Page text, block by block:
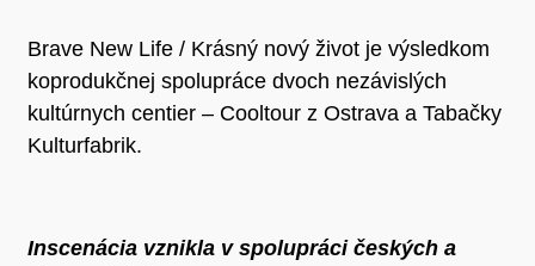
Brave New Life / Krásný nový život je výsledkom
koprodukčnej spolupráce dvoch nezávislých
kultúrnych centier – Cooltour z Ostrava a Tabačky
Kulturfabrik.
Inscenácia vznikla v spolupráci českých a